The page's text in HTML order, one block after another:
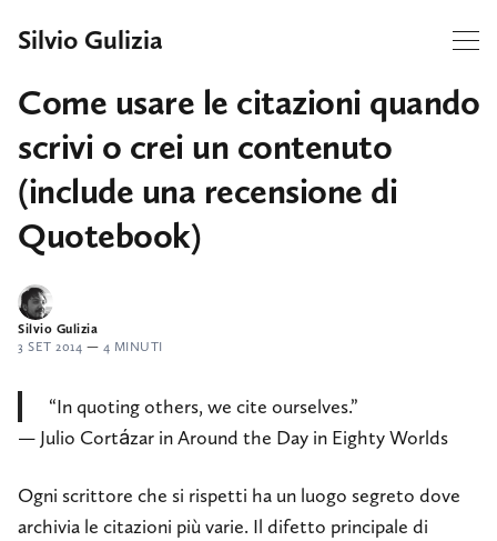
Silvio Gulizia
Come usare le citazioni quando
scrivi o crei un contenuto
(include una recensione di
Quotebook)
Silvio Gulizia
3 SET 2014 — 4 MINUTI
“In quoting others, we cite ourselves.”
— Julio Cortázar in Around the Day in Eighty Worlds
Ogni scrittore che si rispetti ha un luogo segreto dove
archivia le citazioni più varie. Il difetto principale di